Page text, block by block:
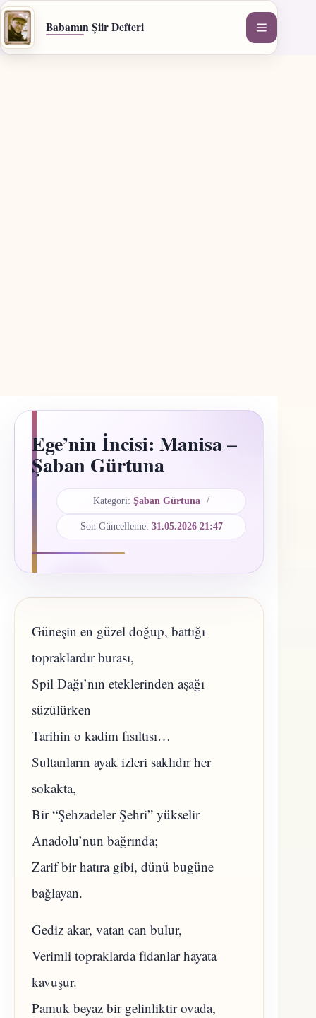
İçeriğe
geç
Babamın Şiir Defteri
Ege’nin İncisi: Manisa –
Şaban Gürtuna
Kategori: Şaban Gürtuna
Son Güncelleme: 31.05.2026 21:47
​Güneşin en güzel doğup, battığı
topraklardır burası,
Spil Dağı’nın eteklerinden aşağı
süzülürken
Tarihin o kadim fısıltısı…
Sultanların ayak izleri saklıdır her
sokakta,
Bir “Şehzadeler Şehri” yükselir
Anadolu’nun bağrında;
Zarif bir hatıra gibi, dünü bugüne
bağlayan.
​Gediz akar, vatan can bulur,
Verimli topraklarda fidanlar hayata
kavuşur.
Pamuk beyaz bir gelinliktir ovada,